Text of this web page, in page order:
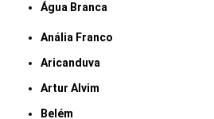
Água Branca
Anália Franco
Aricanduva
Artur Alvim
Belém